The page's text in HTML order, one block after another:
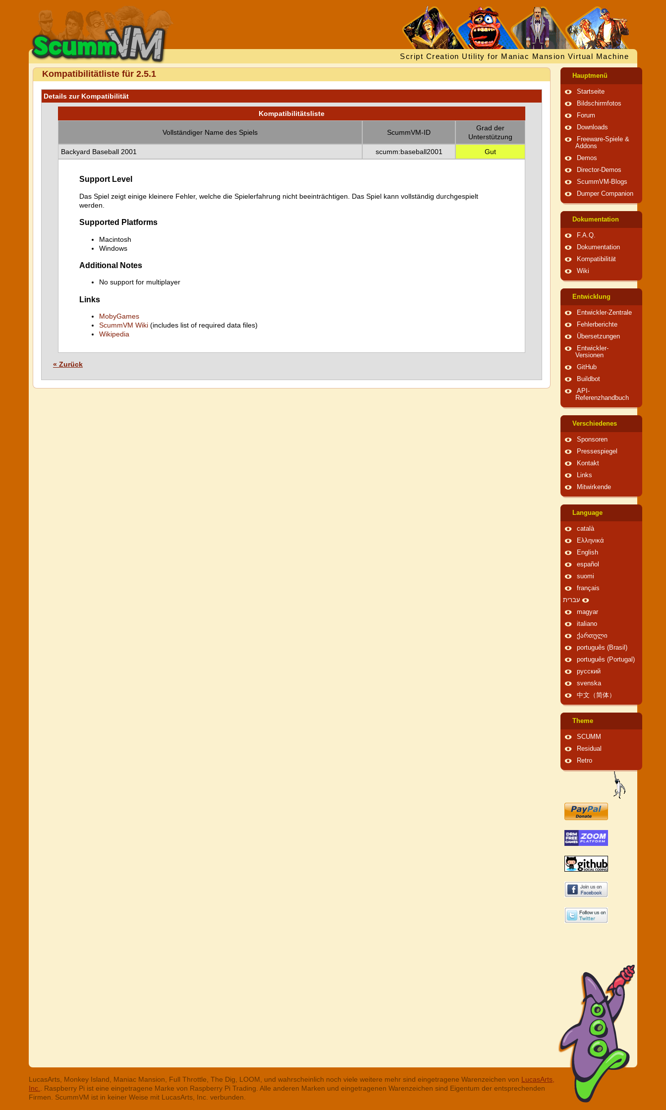
Script Creation Utility for Maniac Mansion Virtual Machine
Kompatibilitätliste für 2.5.1
Details zur Kompatibilität
Kompatibilitätsliste
Vollständiger Name des Spiels ScummVM-ID
Grad der
Unterstützung
Backyard Baseball 2001
scumm:baseball2001 Gut
Support Level
Das Spiel zeigt einige kleinere Fehler, welche die Spielerfahrung nicht beeinträchtigen. Das Spiel kann vollständig durchgespielt
werden.
Supported Platforms
Macintosh
Windows
Additional Notes
No support for multiplayer
Links
MobyGames
ScummVM Wiki (includes list of required data files)
Wikipedia
« Zurück
Hauptmenü
Startseite
Bildschirmfotos
Forum
Downloads
Freeware-Spiele &
Addons
Demos
Director-Demos
ScummVM-Blogs
Dumper Companion
Dokumentation
F.A.Q.
Dokumentation
Kompatibilität
Wiki
Entwicklung
Entwickler-Zentrale
Fehlerberichte
Übersetzungen
Entwickler-
Versionen
GitHub
Buildbot
API-
Referenzhandbuch
Verschiedenes
Sponsoren
Pressespiegel
Kontakt
Links
Mitwirkende
Language
català
Ελληνικά
English
español
suomi
français
עברית
magyar
italiano
ქართული
português (Brasil)
português (Portugal)
русский
svenska
中文（简体）
Theme
SCUMM
Residual
Retro
LucasArts, Monkey Island, Maniac Mansion, Full Throttle, The Dig, LOOM, und wahrscheinlich noch viele weitere mehr sind eingetragene Warenzeichen von LucasArts,
Inc.
. Raspberry Pi ist eine eingetragene Marke von Raspberry Pi Trading. Alle anderen Marken und eingetragenen Warenzeichen sind Eigentum der entsprechenden
Firmen. ScummVM ist in keiner Weise mit LucasArts, Inc. verbunden.